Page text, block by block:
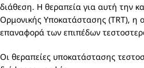
διάθεση. Η θεραπεία για αυτή την
Ορμονικής Υποκατάστασης (TRT), η
επαναφορά των επιπέδων
Οι θεραπείες υποκατάστασης